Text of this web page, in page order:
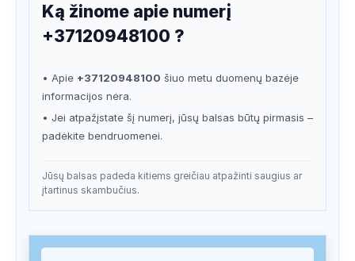
Ką žinome apie numerį
+37120948100 ?
• Apie +37120948100 šiuo metu duomenų bazėje
informacijos nėra.
• Jei atpažįstate šį numerį, jūsų balsas būtų pirmasis –
padėkite bendruomenei.
Jūsų balsas padeda kitiems greičiau atpažinti saugius ar
įtartinus skambučius.